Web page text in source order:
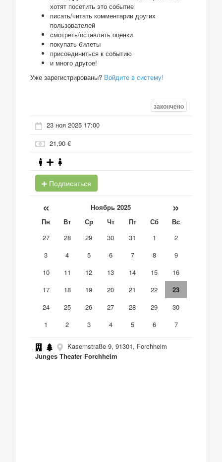
хотят посетить это событие
писать/читать комментарии других
пользователей
смотреть/оставлять оценки
покупать билеты
присоединиться к событию
и много другое!
Уже зарегистрированы? Войдите в систему!
закончено
23 ноя 2025 17:00
21,90 €
Подписаться
« Ноябрь 2025 »
Пн Вт Ср Чт Пт Сб
Вс
27
28 29 30 31 1
2
3
4 5 6 7 8
9
10
11 12 13 14 15
16
17
18 19 20 21 22
23
24
25 26 27 28 29
30
1
2 3 4 5 6 7
Kasernstraße 9, 91301, Forchheim
Junges Theater Forchheim